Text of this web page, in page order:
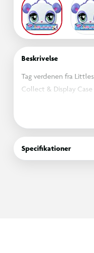
Beskrivelse
Tag verdenen fra
Collect & Display
udstillingshylder
Inde i kufferten
Shop!
Specifikationer